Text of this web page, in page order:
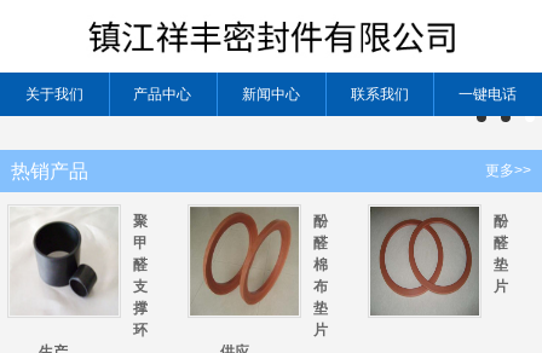
关于我们 产品中心 新闻中心 联系我们 一键电话
热销产品 更多>>
聚
甲
醛
支
撑
环
酚
醛
棉
布
垫
片
酚
醛
垫
片